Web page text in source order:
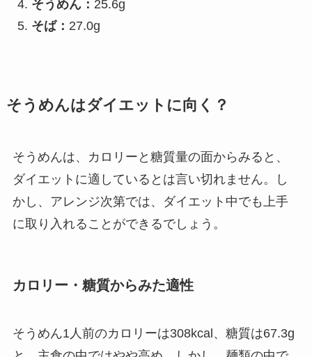
そうめん： 25.6g
そば： 27.0g
そうめんはダイエットに向く？
そうめんは、カロリーと糖質量の面からみると、
ダイエットに適しているとは言い切れません。し
かし、アレンジ次第では、ダイエット中でも上手
に取り入れることができるでしょう。
カロリー・糖質からみた適性
そうめん1人前のカロリーは308kcal、糖質は67.3g